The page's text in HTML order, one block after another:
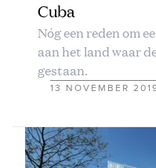
Cuba
Nóg een reden om
aan het land waar
gestaan.
13 NOVEMBER